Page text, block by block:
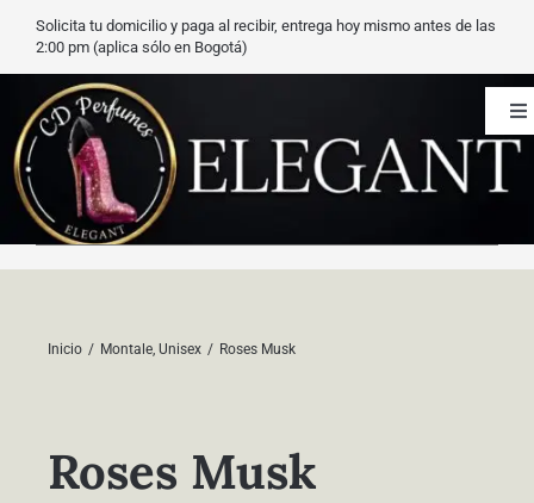
Saltar
contenido
Solicita tu domicilio y paga al recibir, entrega hoy mismo antes de las
2:00 pm (aplica sólo en Bogotá)
CD Perfumes
Blog
Contacto
Inicio Montale Unisex Roses Musk
Roses Musk